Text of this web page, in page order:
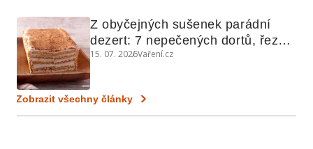
Z obyčejných sušenek parádní
dezert: 7 nepečených dortů, řezů
a koláčů
15. 07. 2026Vaření.cz
Zobrazit všechny články